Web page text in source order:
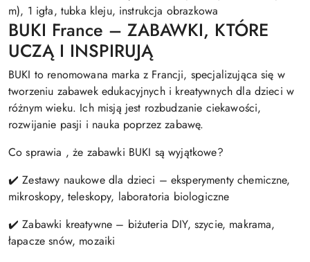
m), 1 igła, tubka kleju, instrukcja obrazkowa
BUKI France – ZABAWKI, KTÓRE
UCZĄ I INSPIRUJĄ
BUKI to renomowana marka z Francji, specjalizująca się w
tworzeniu zabawek edukacyjnych i kreatywnych dla dzieci w
różnym wieku. Ich misją jest rozbudzanie ciekawości,
rozwijanie pasji i nauka poprzez zabawę.
Co sprawia , że zabawki BUKI są wyjątkowe?
✔️ Zestawy naukowe dla dzieci – eksperymenty chemiczne,
mikroskopy, teleskopy, laboratoria biologiczne
✔️ Zabawki kreatywne – biżuteria DIY, szycie, makrama,
łapacze snów, mozaiki